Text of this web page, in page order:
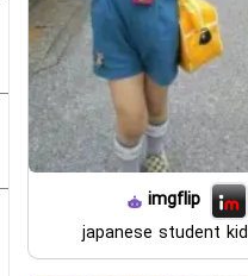
imgflip
japanese student kid